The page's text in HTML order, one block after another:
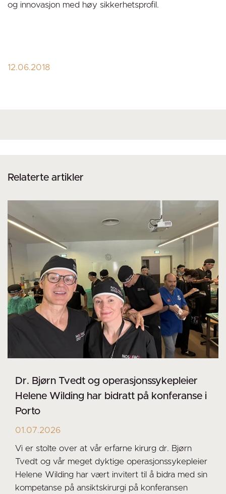
og innovasjon med høy sikkerhetsprofil.
12.06.2018
Relaterte artikler
Dr. Bjørn Tvedt og operasjonssykepleier
Helene Wilding har bidratt på konferanse i
Porto
01.07.2026
Vi er stolte over at vår erfarne kirurg dr. Bjørn
Tvedt og vår meget dyktige operasjonssykepleier
Helene Wilding har vært invitert til å bidra med sin
kompetanse på ansiktskirurgi på konferansen